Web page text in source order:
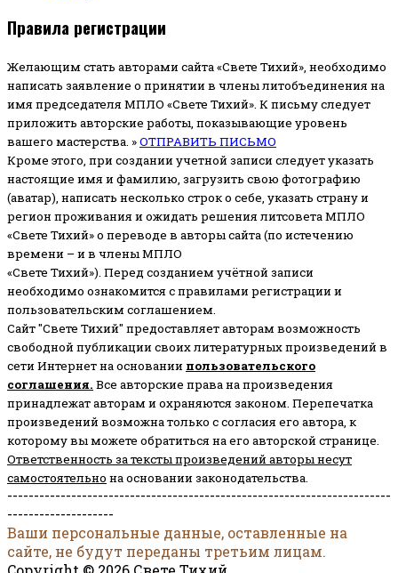
Правила регистрации
Желающим стать авторами сайта «Свете Тихий», необходимо
написать заявление о принятии в члены литобъединения на
имя председателя МПЛО «Свете Тихий». К письму следует
приложить авторские работы, показывающие уровень
вашего мастерства. »ОТПРАВИТЬ ПИСЬМО
Кроме этого, при создании учетной записи следует указать
настоящие имя и фамилию, загрузить свою фотографию
(аватар), написать несколько строк о себе, указать страну и
регион проживания и ожидать решения литсовета МПЛО
«Свете Тихий» о переводе в авторы сайта (по истечению
времени – и в члены МПЛО
«Свете Тихий»). Перед созданием учётной записи
необходимо ознакомится с правилами регистрации и
пользовательским соглашением.
Сайт "Свете Тихий" предоставляет авторам возможность
свободной публикации своих литературных произведений в
сети Интернет на основании пользовательского
соглашения. Все авторские права на произведения
принадлежат авторам и охраняются законом. Перепечатка
произведений возможна только с согласия его автора, к
которому вы можете обратиться на его авторской странице.
Ответственность за тексты произведений авторы несут
самостоятельно на основании законодательства.
------------------------------------------------------------------------
--------------------
Ваши персональные данные, оставленные на
сайте, не будут переданы третьим лицам.